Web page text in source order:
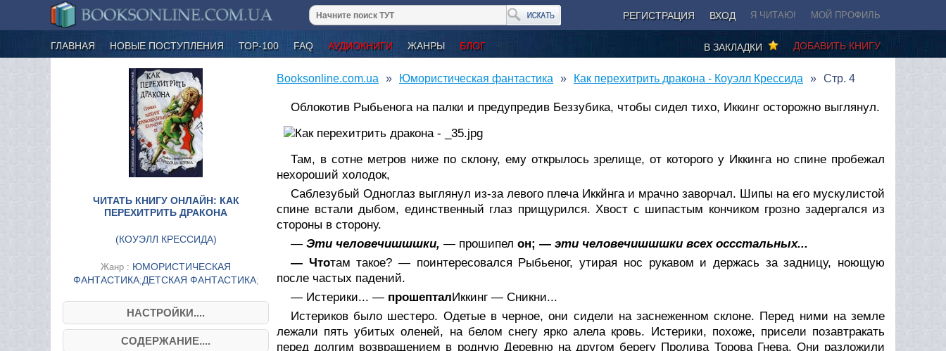
РЕГИСТРАЦИЯ ВХОД Я ЧИТАЮ! МОЙ ПРОФИЛЬ
ГЛАВНАЯ НОВЫЕ ПОСТУПЛЕНИЯ ТОР-100 FAQ АУДИОКНИГИ ЖАНРЫ БЛОГ ДОБАВИТЬ КНИГУ
В ЗАКЛАДКИ
ЧИТАТЬ КНИГУ ОНЛАЙН: КАК
ПЕРЕХИТРИТЬ ДРАКОНА
(КОУЭЛЛ КРЕССИДА)
Жанр : ЮМОРИСТИЧЕСКАЯ
ФАНТАСТИКА;ДЕТСКАЯ ФАНТАСТИКА;
НАСТРОЙКИ....
СОДЕРЖАНИЕ....
Booksonline.com.ua Юмористическая фантастика Как перехитрить дракона - Коуэлл Крессида Стр. 4
Облокотив Рыбьенога на палки и предупредив Беззубика, чтобы сидел тихо, Иккинг осторожно выглянул.
Там, в сотне метров ниже по склону, ему открылось зрелище, от которого у Иккинга но спине пробежал
нехороший холодок,
Саблезубый Одноглаз выглянул из-за левого плеча Иккйнга и мрачно заворчал. Шипы на его мускулистой
спине встали дыбом, единственный глаз прищурился. Хвост с шипастым кончиком грозно задергался из
стороны в сторону.
— Эти человечишшшки, — прошипел он; — эти человечишшшки всех оссстальных...
— Чтотам такое? — поинтересовался Рыбьеног, утирая нос рукавом и держась за задницу, ноющую
после частых падений.
— Истерики... — прошепталИккинг — Сникни...
Истериков было шестеро. Одетые в черное, они сидели на заснеженном склоне. Перед ними на земле
лежали пять убитых оленей, на белом снегу ярко алела кровь. Истерики, похоже, присели позавтракать
перед долгим возвращением в родную Деревню на другом берегу Пролива Торова Гнева. Они разложили